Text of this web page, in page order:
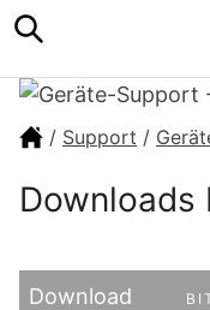
/ Support /
Downloads
Download